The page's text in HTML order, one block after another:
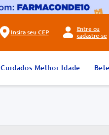
Insira seu CEP
Entre ou
cadastre-se
Cuidados Melhor Idade